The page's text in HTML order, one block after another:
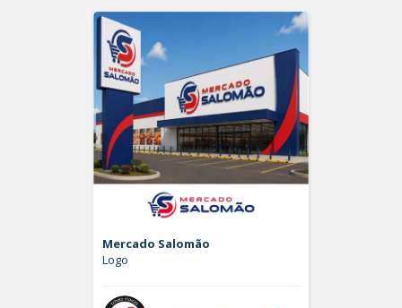
Mercado Salomão
Logo